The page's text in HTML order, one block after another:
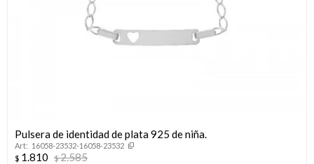
Pulsera de identidad de plata 925 de niña.
16058-23532-16058-23532
$ 1.810 $2.585